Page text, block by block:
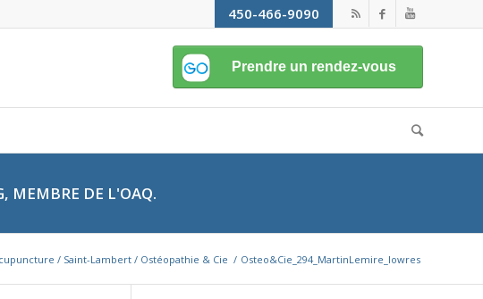
450-466-9090
MEMBRE DE L'OAQ.
/ Saint-Lambert / Ostéopathie & Cie / Osteo&Cie_294_MartinLemire_lowres